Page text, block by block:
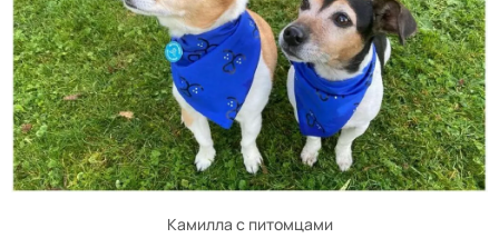
Камилла с питомцами